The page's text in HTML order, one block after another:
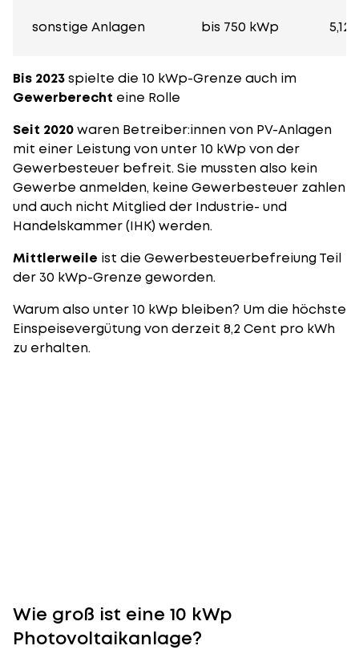
sonstige Anlagen bis 750 kWp
Bis 2023spielte die 10 kWp-Grenze auch im
Gewerberecht eine Rolle
Seit 2020waren Betreiber:innen von PV-Anlagen
mit einer Leistung von unter 10 kWp von der
Gewerbesteuer befreit. Sie mussten also kein
Gewerbe anmelden, keine Gewerbesteuer zahlen
und auch nicht Mitglied der Industrie- und
Handelskammer (IHK) werden.
Mittlerweile ist die Gewerbesteuerbefreiung Teil
der 30 kWp-Grenze geworden.
Warum also unter 10 kWp bleiben? Um die höchste
Einspeisevergütung von derzeit 8,2 Cent pro kWh
zu erhalten.
Wie groß ist eine 10 kWp
Photovoltaikanlage?